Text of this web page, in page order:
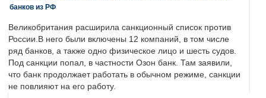
банков из РФ
Великобритания расширила санкционный список против
России.В него были включены 12 компаний, в том числе
ряд банков, а также одно физическое лицо и шесть судов.
Под санкции попал, в частности Озон банк. Там заявили,
что банк продолжает работать в обычном режиме, санкции
не повлияют на его работу.